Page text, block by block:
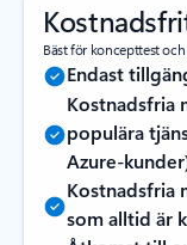
Bäst för koncepttest
Endast
Kostnadsfria
populära
Azure-
Kostnadsfria
som alltid är